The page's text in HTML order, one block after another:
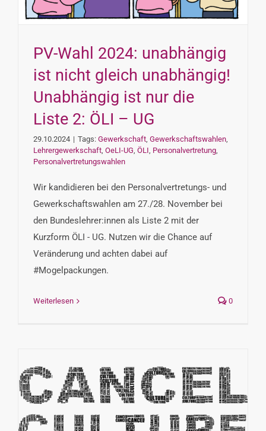
INTERESSENSVERTRETUNG
KONTAKTPV-Wahl 2024: unabhängig
ist nicht gleich unabhängig!
Unabhängig ist nur die
Liste 2: ÖLI – UG
29.10.2024 | Tags: Gewerkschaft, Gewerkschaftswahlen,
Lehrergewerkschaft, OeLI-UG, ÖLI, Personalvertretung,
Personalvertretungswahlen
Wir kandidieren bei den Personalvertretungs- und
Gewerkschaftswahlen am 27./28. November bei
den Bundeslehrer:innen als Liste 2 mit der
Kurzform ÖLI - UG. Nutzen wir die Chance auf
Veränderung und achten dabei auf
#Mogelpackungen.
Weiterlesen 0